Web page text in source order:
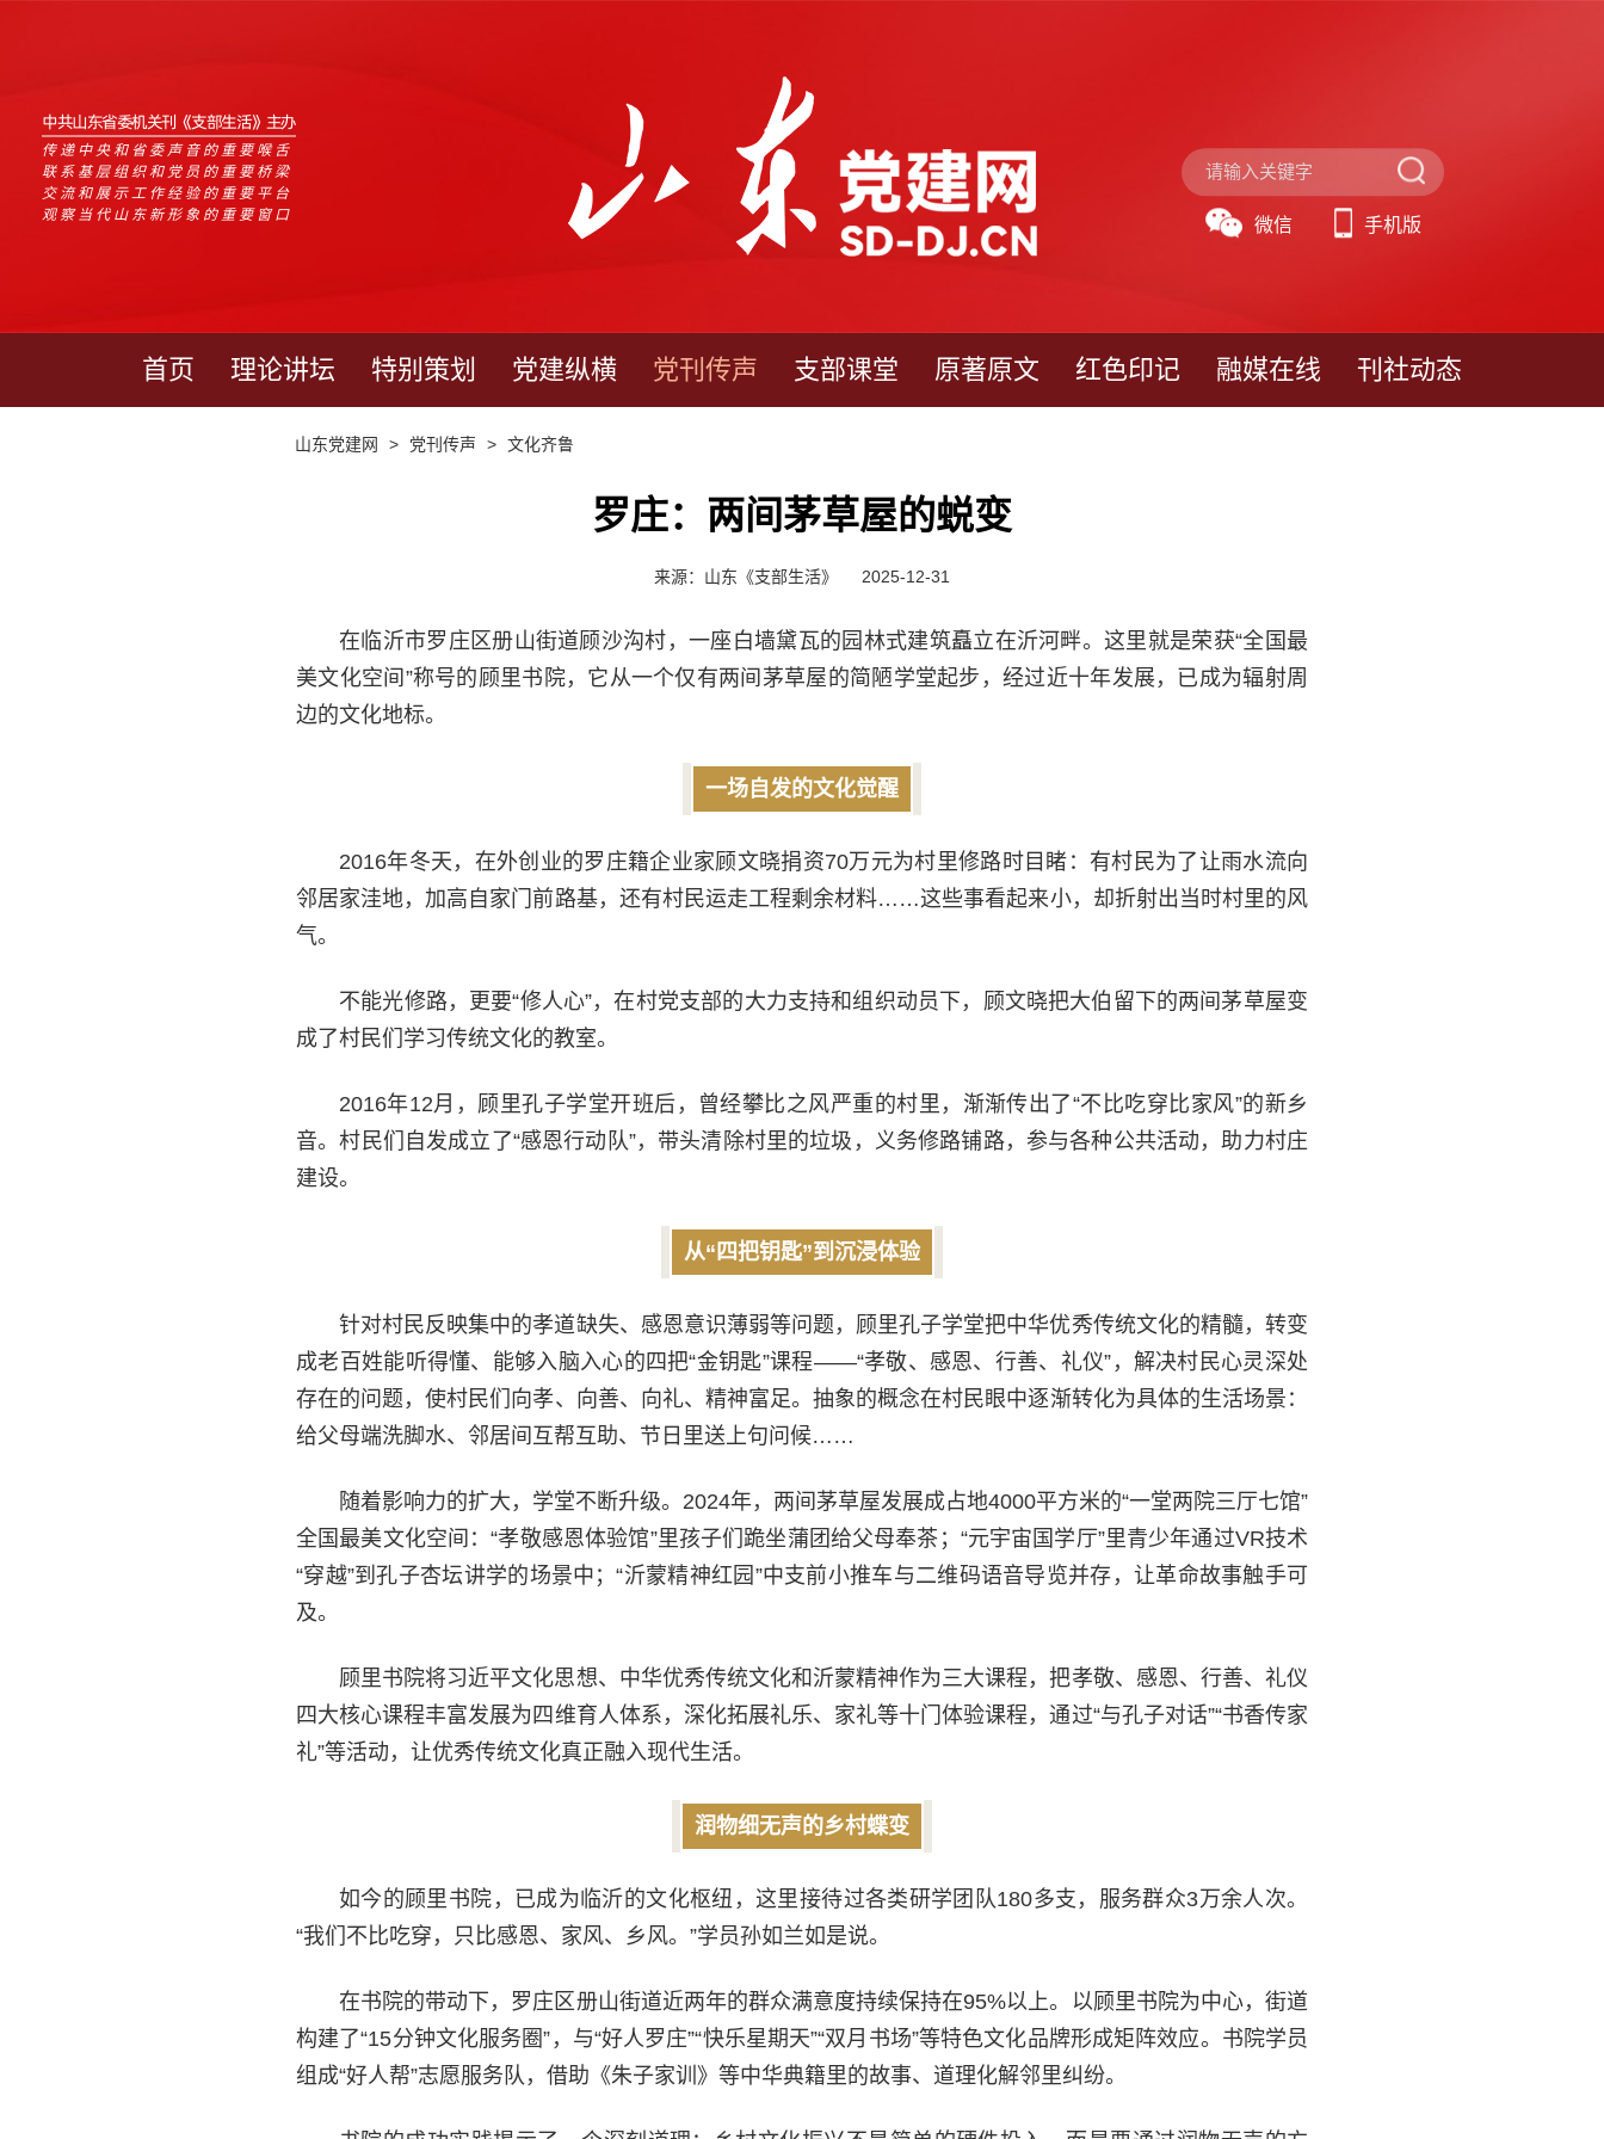
中共山东省委机关刊《支部生活》主办
传递中央和省委声音的重要喉舌
联系基层组织和党员的重要桥梁
交流和展示工作经验的重要平台
观察当代山东新形象的重要窗口
微信 手机版
首页 理论讲坛 特别策划 党建纵横 党刊传声 支部课堂 原著原文 红色印记 融媒在线 刊社动态
山东党建网 > 党刊传声 > 文化齐鲁
罗庄：两间茅草屋的蜕变
来源：山东《支部生活》 2025-12-31
在临沂市罗庄区册山街道顾沙沟村，一座白墙黛瓦的园林式建筑矗立在沂河畔。这里就是荣获“全国最
美文化空间”称号的顾里书院，它从一个仅有两间茅草屋的简陋学堂起步，经过近十年发展，已成为辐射周
边的文化地标。
一场自发的文化觉醒
2016年冬天，在外创业的罗庄籍企业家顾文晓捐资70万元为村里修路时目睹：有村民为了让雨水流向
邻居家洼地，加高自家门前路基，还有村民运走工程剩余材料……这些事看起来小，却折射出当时村里的风
气。
不能光修路，更要“修人心”，在村党支部的大力支持和组织动员下，顾文晓把大伯留下的两间茅草屋变
成了村民们学习传统文化的教室。
2016年12月，顾里孔子学堂开班后，曾经攀比之风严重的村里，渐渐传出了“不比吃穿比家风”的新乡
音。村民们自发成立了“感恩行动队”，带头清除村里的垃圾，义务修路铺路，参与各种公共活动，助力村庄
建设。
从“四把钥匙”到沉浸体验
针对村民反映集中的孝道缺失、感恩意识薄弱等问题，顾里孔子学堂把中华优秀传统文化的精髓，转变
成老百姓能听得懂、能够入脑入心的四把“金钥匙”课程——“孝敬、感恩、行善、礼仪”，解决村民心灵深处
存在的问题，使村民们向孝、向善、向礼、精神富足。抽象的概念在村民眼中逐渐转化为具体的生活场景：
给父母端洗脚水、邻居间互帮互助、节日里送上句问候……
随着影响力的扩大，学堂不断升级。2024年，两间茅草屋发展成占地4000平方米的“一堂两院三厅七馆”
全国最美文化空间：“孝敬感恩体验馆”里孩子们跪坐蒲团给父母奉茶；“元宇宙国学厅”里青少年通过VR技术
“穿越”到孔子杏坛讲学的场景中；“沂蒙精神红园”中支前小推车与二维码语音导览并存，让革命故事触手可
及。
顾里书院将习近平文化思想、中华优秀传统文化和沂蒙精神作为三大课程，把孝敬、感恩、行善、礼仪
四大核心课程丰富发展为四维育人体系，深化拓展礼乐、家礼等十门体验课程，通过“与孔子对话”“书香传家
礼”等活动，让优秀传统文化真正融入现代生活。
润物细无声的乡村蝶变
如今的顾里书院，已成为临沂的文化枢纽，这里接待过各类研学团队180多支，服务群众3万余人次。
“我们不比吃穿，只比感恩、家风、乡风。”学员孙如兰如是说。
在书院的带动下，罗庄区册山街道近两年的群众满意度持续保持在95%以上。以顾里书院为中心，街道
构建了“15分钟文化服务圈”，与“好人罗庄”“快乐星期天”“双月书场”等特色文化品牌形成矩阵效应。书院学员
组成“好人帮”志愿服务队，借助《朱子家训》等中华典籍里的故事、道理化解邻里纠纷。